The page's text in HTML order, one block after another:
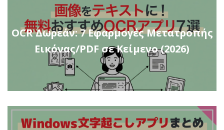
OCR Δωρεάν: 7 Εφαρμογές Μετατροπής
Εικόνας/PDF σε Κείμενο (2026)